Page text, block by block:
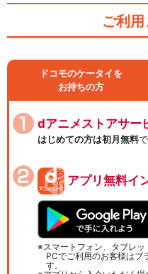
ご利
ドコモのケータイを
お持ちの方
dアニメストアサー
はじめての方は初月無料
アプリ無料イ
スマートフォン、タブレッ
PCでご利用のお客様はブ
す。